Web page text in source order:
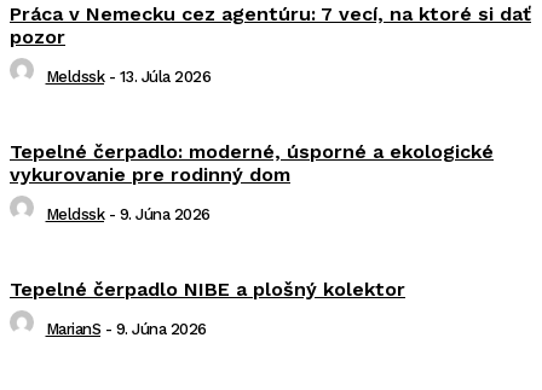
Práca v Nemecku cez agentúru: 7 vecí, na ktoré si dať
pozor
Meldssk - 13. Júla 2026
Tepelné čerpadlo: moderné, úsporné a ekologické
vykurovanie pre rodinný dom
Meldssk - 9. Júna 2026
Tepelné čerpadlo NIBE a plošný kolektor
MarianS - 9. Júna 2026